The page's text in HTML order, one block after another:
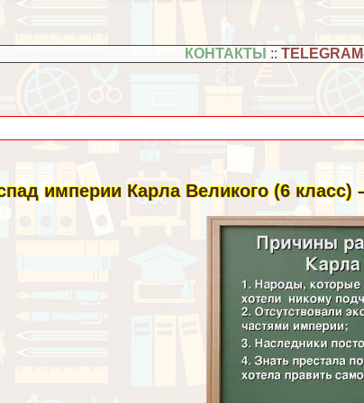
КОНТАКТЫ ::
империи Карла Великого (6 класс)